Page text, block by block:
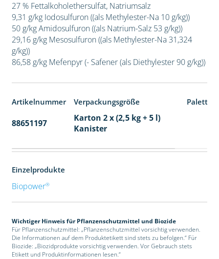
27 % Fettalkoholethersulfat, Natriumsalz
9,31 g/kg Iodosulfuron ((als Methylester-Na 10 g/kg))
50 g/kg Amidosulfuron ((als Natrium-Salz 53 g/kg))
29,16 g/kg Mesosulfuron ((als Methylester-Na 31,324
g/kg))
86,58 g/kg Mefenpyr (- Safener (als Diethylester 90 g/kg))
Artikelnummer Verpackungsgröße
88651197
Karton 2 x (2,5 kg + 5 l)
Kanister
Einzelprodukte
Biopower®
Wichtiger Hinweis für Pflanzenschutzmittel und Biozide
Für Pflanzenschutzmittel: „Pflanzenschutzmittel vorsichtig verwenden.
Die Informationen auf dem Produktetikett sind stets zu befolgen.“ Für
Biozide: „Biozidprodukte vorsichtig verwenden. Vor Gebrauch stets
Etikett und Produktinformationen lesen.“